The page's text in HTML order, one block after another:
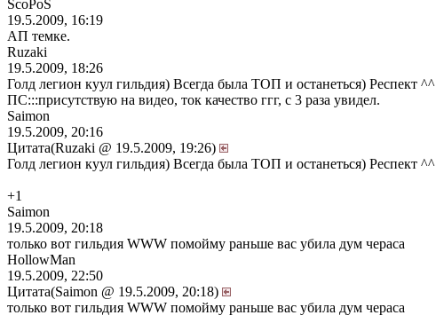
ScoPoS
19.5.2009, 16:19
АП темке.
Ruzaki
19.5.2009, 18:26
Голд легион куул гильдия) Всегда была ТОП и останеться) Респект ^^
ПС:::присутствую на видео, ток качество ггг, с 3 раза увидел.
Saimon
19.5.2009, 20:16
Цитата(Ruzaki @ 19.5.2009, 19:26)
Голд легион куул гильдия) Всегда была ТОП и останеться) Респект ^^
+1
Saimon
19.5.2009, 20:18
только вот гильдия WWW помойму раньше вас убила дум чераса
HollowMan
19.5.2009, 22:50
Цитата(Saimon @ 19.5.2009, 20:18)
только вот гильдия WWW помойму раньше вас убила дум чераса